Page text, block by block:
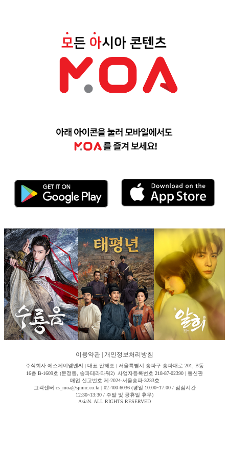
이용약관 개인정보처리방침
주식회사 에스제이엠엔씨 | 대표 안해조 | 서울특별시 송파구 송파대로 201, B동
16층 B-1609호 (문정동, 송파테라타워2) 사업자등록번호 218-87-02390 | 통신판
매업 신고번호 제-2024-서울송파-3233호
고객센터 cs_moa@sjmnc.co.kr | 02-400-6036 (평일 10:00~17:00 / 점심시간
12:30~13:30 / 주말 및 공휴일 휴무)
AsiaN. ALL RIGHTS RESERVED